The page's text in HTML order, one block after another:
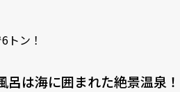
トン！
は海に囲まれた絶景温泉！